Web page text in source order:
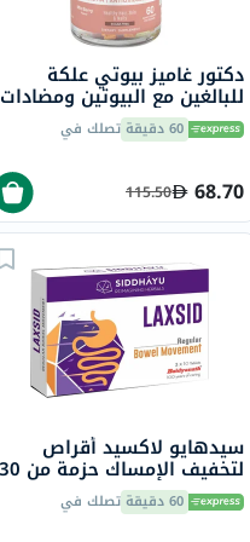
دكتور غاميز بيوتي علكة
للبالغين مع البيوتين ومضادات
الأكسدة، حزمة من 60
60 دقيقة تصلك في
68.70
115.50
سيدهايو لاكسيد أقراص
لتخفيف الإمساك حزمة من 30
60 دقيقة تصلك في